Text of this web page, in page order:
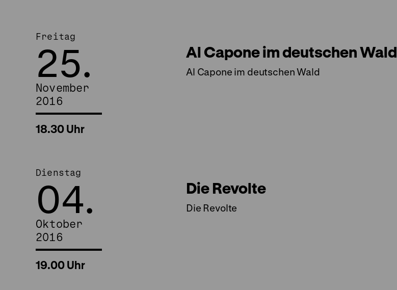
Freitag
25.
November
2016
18.30 Uhr
Al Capone im deutschen Wald
Al Capone im deutschen Wald
Dienstag
04.
Oktober
2016
19.00 Uhr
Die Revolte
Die Revolte